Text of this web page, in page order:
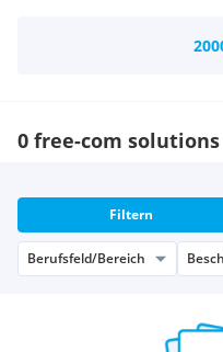
mittelständische
0 free-com solutions
Filtern
Berufsfeld/Bereich